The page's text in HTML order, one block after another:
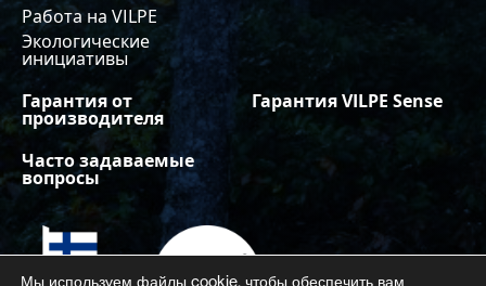
Работа на VILPE
Экологические
инициативы
Гарантия от
производителя
Гарантия VILPE Sense
Часто задаваемые
вопросы
Мы используем файлы cookie, чтобы обеспечить вам